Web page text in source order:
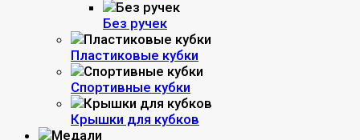
Без ручек
Пластиковые кубки
Спортивные кубки
Крышки для кубков